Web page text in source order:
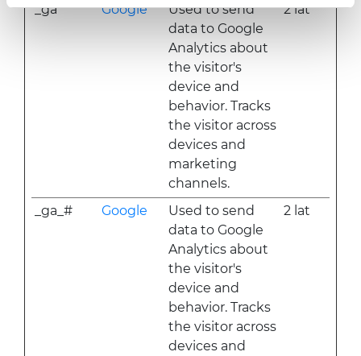
_ga
Google
Used to send
data to Google
Analytics about
the visitor's
device and
behavior. Tracks
the visitor across
devices and
marketing
channels.
2 lat
_ga_# Google
Used to send
data to Google
Analytics about
the visitor's
device and
behavior. Tracks
the visitor across
devices and
2 lat